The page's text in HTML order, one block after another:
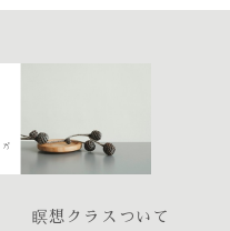
瞑想クラスついて